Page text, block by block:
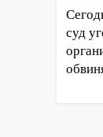
суд